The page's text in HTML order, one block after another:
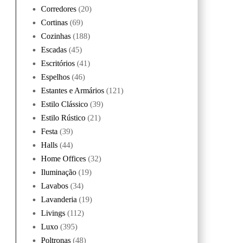
Corredores (20)
Cortinas (69)
Cozinhas (188)
Escadas (45)
Escritórios (41)
Espelhos (46)
Estantes e Armários (121)
Estilo Clássico (39)
Estilo Rústico (21)
Festa (39)
Halls (44)
Home Offices (32)
Iluminação (19)
Lavabos (34)
Lavanderia (19)
Livings (112)
Luxo (395)
Poltronas (48)